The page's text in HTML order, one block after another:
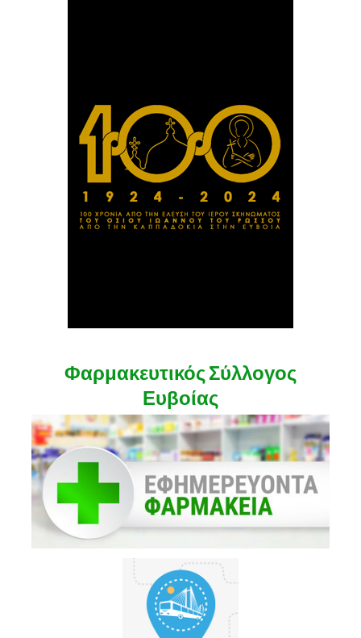
Φαρμακευτικός Σύλλογος
Ευβοίας